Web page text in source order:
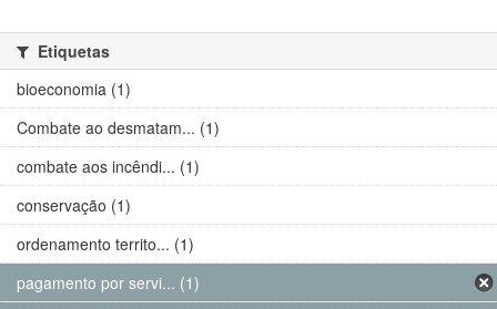
Etiquetas
bioeconomia (1)
Combate ao desmatam... (1)
combate aos incêndi... (1)
conservação (1)
ordenamento territo... (1)
pagamento por servi... (1)